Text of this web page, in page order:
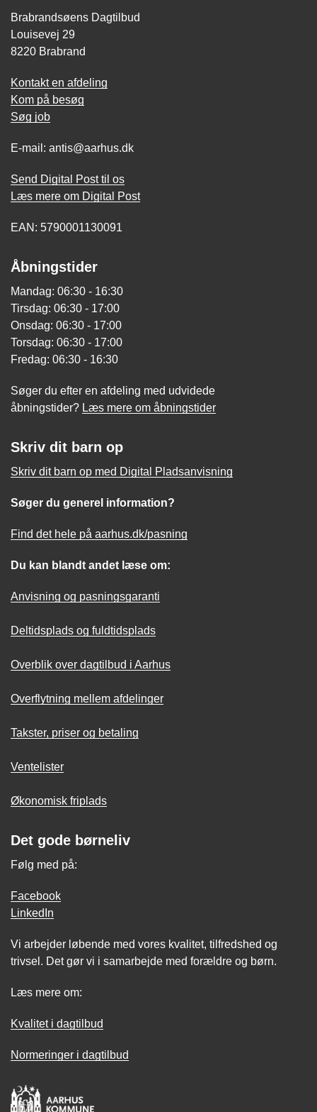
Brabrandsøens Dagtilbud
Louisevej 29
8220 Brabrand
Kontakt en afdeling
Kom på besøg
Søg job
E-mail: antis@aarhus.dk
Send Digital Post til os
Læs mere om Digital Post
EAN: 5790001130091
Åbningstider
Mandag: 06:30 - 16:30
Tirsdag: 06:30 - 17:00
Onsdag: 06:30 - 17:00
Torsdag: 06:30 - 17:00
Fredag: 06:30 - 16:30
Søger du efter en afdeling med udvidede
åbningstider? Læs mere om åbningstider
Skriv dit barn op
Skriv dit barn op med Digital Pladsanvisning
Søger du generel information?
Find det hele på aarhus.dk/pasning
Du kan blandt andet læse om:
Anvisning og pasningsgaranti
Deltidsplads og fuldtidsplads
Overblik over dagtilbud i Aarhus
Overflytning mellem afdelinger
Takster, priser og betaling
Ventelister
Økonomisk friplads
Det gode børneliv
Følg med på:
Facebook
LinkedIn
Vi arbejder løbende med vores kvalitet, tilfredshed og
trivsel. Det gør vi i samarbejde med forældre og børn.
Læs mere om:
Kvalitet i dagtilbud
Normeringer i dagtilbud